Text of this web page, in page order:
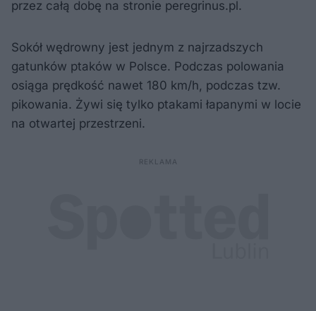
przez całą dobę na stronie peregrinus.pl.
Sokół wędrowny jest jednym z najrzadszych
gatunków ptaków w Polsce. Podczas polowania
osiąga prędkość nawet 180 km/h, podczas tzw.
pikowania. Żywi się tylko ptakami łapanymi w locie
na otwartej przestrzeni.